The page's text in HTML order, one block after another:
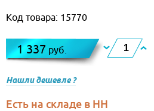
Код товара: 15770
1 337 руб.
Нашли дешевле ?
Есть на складе в НН